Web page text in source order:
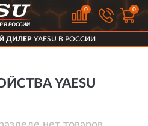
0 0
ДИЛЕР YAESU В РОССИИ
YAESU